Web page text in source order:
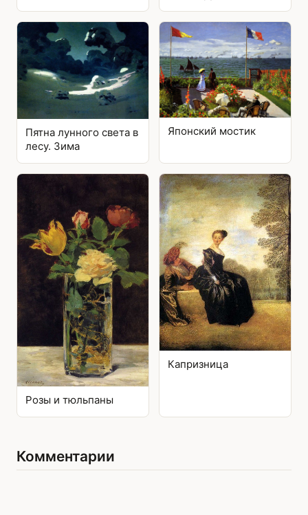
Пятна лунного света в
лесу. Зима
Японский мостик
Розы и тюльпаны
Капризница
Комментарии